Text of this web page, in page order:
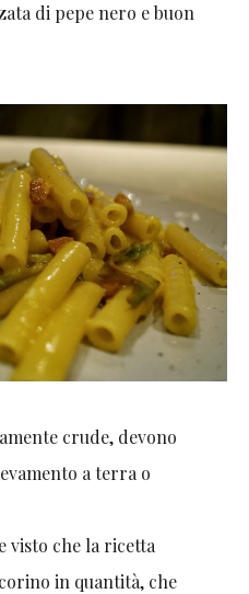
di pepe nero e buon
crude, devono
a terra o
visto che la ricetta
in quantità, che